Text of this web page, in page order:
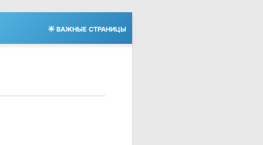
🌟 ВАЖНЫЕ СТРАНИЦЫ